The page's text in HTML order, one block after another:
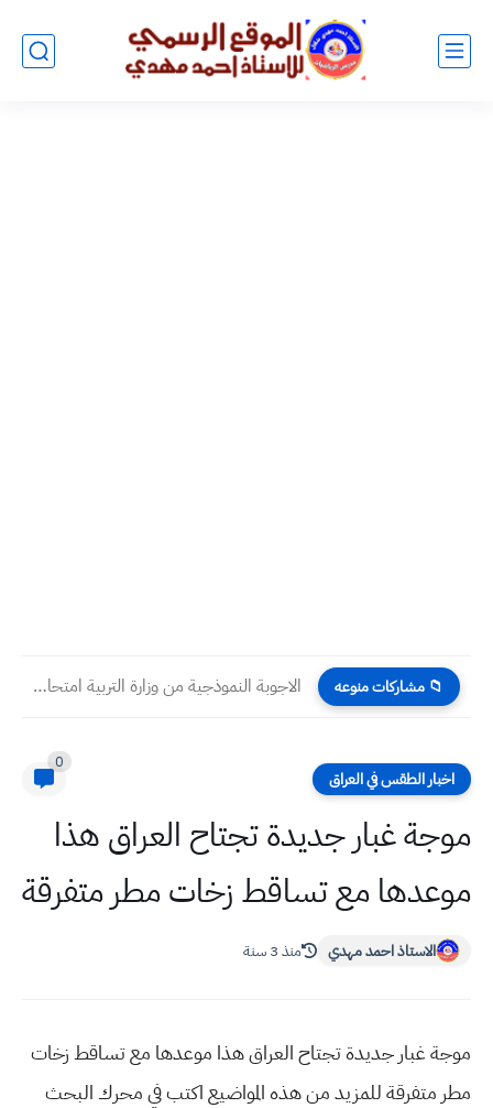
📁 مشاركات منوعه الاجوبة النموذجية من وزارة التربية امتحان اللغة العربية سادس علمي...
اخبار الطقس في العراق
0
موجة غبار جديدة تجتاح العراق هذا
موعدها مع تساقط زخات مطر متفرقة
الاستاذ احمد مهدي منذ 3 سنة
موجة غبار جديدة تجتاح العراق هذا موعدها مع تساقط زخات
مطر متفرقة للمزيد من هذه المواضيع اكتب في محرك البحث